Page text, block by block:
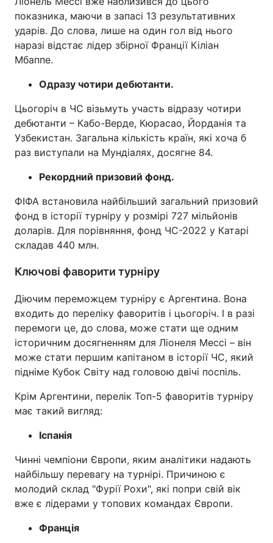
показника, маючи в запасі 13 результативних
ударів. До слова, лише на один гол від нього
наразі відстає лідер збірної Франції Кіліан
Мбаппе.
Одразу чотири дебютанти.
Цьогоріч в ЧС візьмуть участь відразу чотири
дебютанти – Кабо-Верде, Кюрасао, Йорданія та
Узбекистан. Загальна кількість країн, які хоча б
раз виступали на Мундіалях, досягне 84.
Рекордний призовий фонд.
ФІФА встановила найбільший загальний призовий
фонд в історії турніру у розмірі 727 мільйонів
доларів. Для порівняння, фонд ЧС-2022 у Катарі
складав 440 млн.
Ключові фаворити турніру
Діючим переможцем турніру є Аргентина. Вона
входить до переліку фаворитів і цьогоріч. І в разі
перемоги це, до слова, може стати ще одним
історичним досягненням для Ліонеля Мессі – він
може стати першим капітаном в історії ЧС, який
підніме Кубок Світу над головою двічі поспіль.
Крім Аргентини, перелік Топ-5 фаворитів турніру
має такий вигляд:
Іспанія
Чинні чемпіони Європи, яким аналітики надають
найбільшу перевагу на турнірі. Причиною є
молодий склад "Фурії Рохи", які попри свій вік
вже є лідерами у топових командах Європи.
Франція